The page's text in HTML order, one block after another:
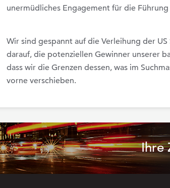
unermüdliches Engagement für die
Wir sind gespannt auf die Verleihung der
darauf, die potenziellen Gewinner unserer
dass wir die Grenzen dessen, was im
vorne verschieben.
Ihre